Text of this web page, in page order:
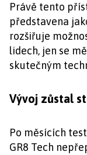
Právě tento
představena
rozšiřuje
lidech, jen se
skutečným
Vývoj zůstal
Po měsících
GR8 Tech